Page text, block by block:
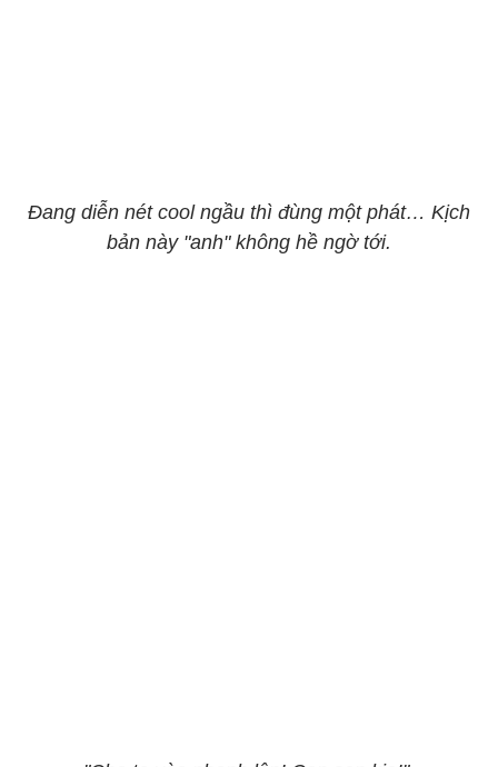
Đang diễn nét cool ngầu thì đùng một phát… Kịch
bản này "anh" không hề ngờ tới.